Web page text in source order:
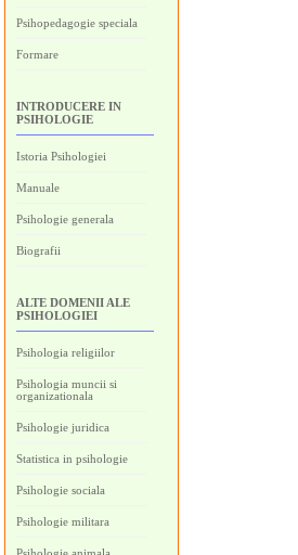
Psihopedagogie speciala
Formare
INTRODUCERE IN
PSIHOLOGIE
Istoria Psihologiei
Manuale
Psihologie generala
Biografii
ALTE DOMENII ALE
PSIHOLOGIEI
Psihologia religiilor
Psihologia muncii si
organizationala
Psihologie juridica
Statistica in psihologie
Psihologie sociala
Psihologie militara